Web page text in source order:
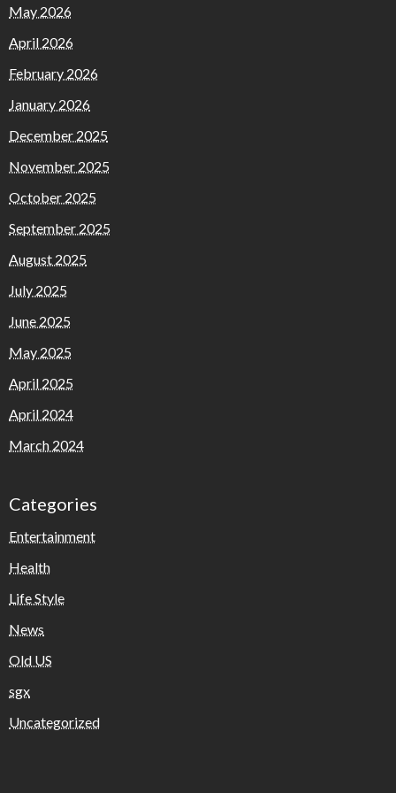
Drei Westberliner Polizisten springen von einem
entgegenlaufen, bevor sie im Oktober 1961 ihren
Wachdienst an der Berliner Mauer antreten.
Ein ostdeutscher Teenager versteckt sich im hohen
Gras (ganz links) und wartet im Oktober 1961 auf
Berlin“, schrieb
in dem Magazin erschien, „und bis auf sein Gesicht
verborgen, wartet ein Junge darauf, über die Mauer
zu springen, die er überwinden muss, um in den
ostdeutscher Vopos, die auf ihn schießen werden,
wenn sie ihn sehen.“
May 2026
April 2026
February 2026
January 2026
December 2025
November 2025
October 2025
September 2025
August 2025
July 2025
June 2025
May 2025
April 2025
April 2024
March 2024
Categories
Entertainment
Health
Life Style
News
Old US
sgx
Uncategorized